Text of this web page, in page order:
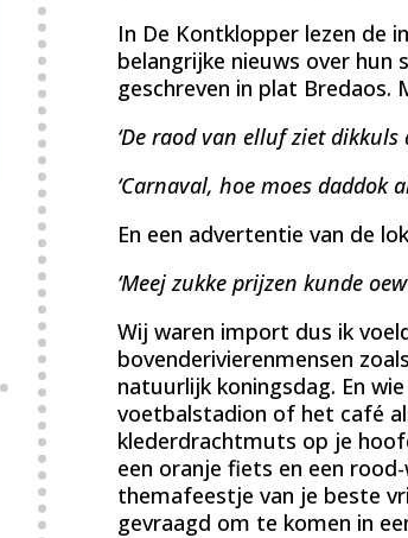
In De Kontklopper lezen de
belangrijke nieuws over hun
geschreven in plat Bredaos.
‘De raod van elluf ziet dikkuls
‘Carnaval, hoe moes daddok
En een advertentie van de
‘Meej zukke prijzen kunde
Wij waren import dus ik
bovenderivierenmensen
natuurlijk koningsdag. En
voetbalstadion of het café
klederdrachtmuts op je
een oranje fiets en een
themafeestje van je beste
gevraagd om te komen in